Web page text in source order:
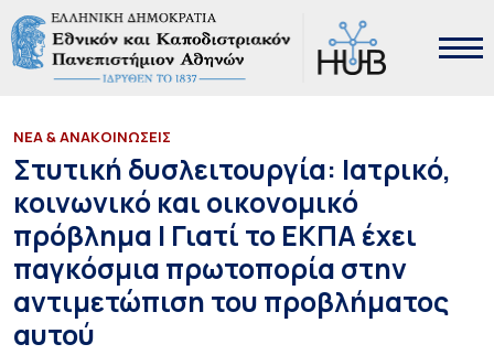
ΝΕΑ & ΑΝΑΚΟΙΝΩΣΕΙΣ
Στυτική δυσλειτουργία: Ιατρικό,
κοινωνικό και οικονομικό
πρόβλημα | Γιατί το ΕΚΠΑ έχει
παγκόσμια πρωτοπορία στην
αντιμετώπιση του προβλήματος
αυτού